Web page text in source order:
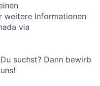
weitere Informationen
via
suchst? Dann bewirb